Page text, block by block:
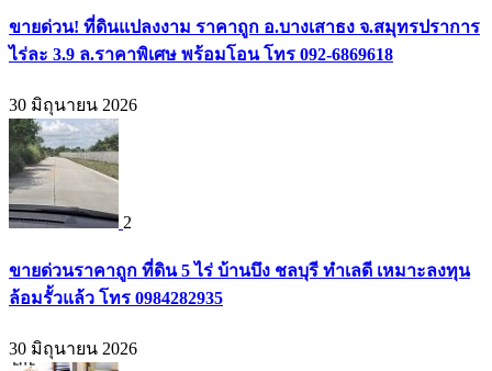
ขายด่วน! ที่ดินแปลงงาม ราคาถูก อ.บางเสาธง จ.สมุทรปราการ
ไร่ละ 3.9 ล.ราคาพิเศษ พร้อมโอน โทร 092-6869618
30 มิถุนายน 2026
2
ขายด่วนราคาถูก ที่ดิน 5 ไร่ บ้านบึง ชลบุรี ทำเลดี เหมาะลงทุน
ล้อมรั้วแล้ว โทร 0984282935
30 มิถุนายน 2026